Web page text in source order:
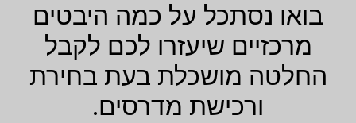
בואו נסתכל על כמה היבטים
מרכזיים שיעזרו לכם לקבל
החלטה מושכלת בעת בחירת
ורכישת מדרסים.